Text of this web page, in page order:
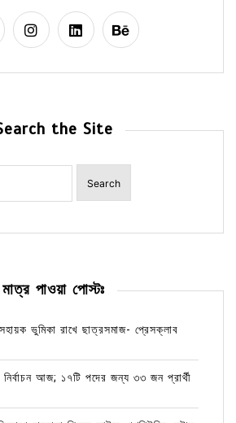
the Site
মাত্র পাওয়া পোস্টঃ
সহায়ক ভুমিকা রাখে ছাত্রসমাজ- প্রেসক্লাব
নির্বাচন আজ; ১৭টি পদের জন্য ৩৩ জন প্রার্থী